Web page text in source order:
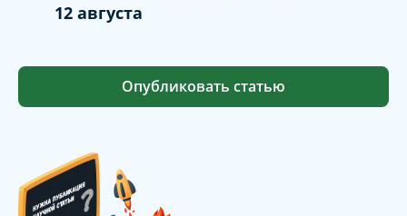
12 августа
Опубликовать статью